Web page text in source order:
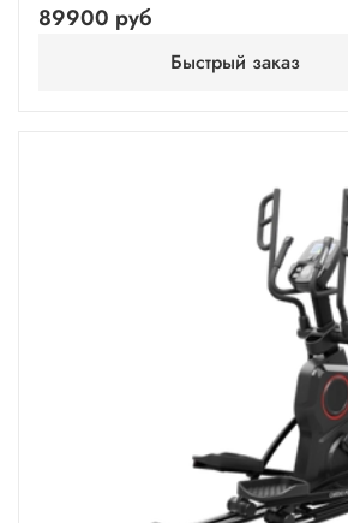
89900 руб
Быстрый заказ